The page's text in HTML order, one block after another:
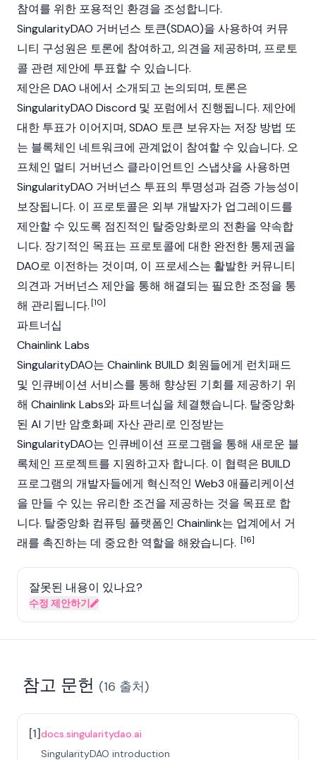
참여를 위한 포용적인 환경을 조성합니다.
SingularityDAO 거버넌스 토큰(SDAO)을 사용하여 커뮤
니티 구성원은 토론에 참여하고, 의견을 제공하며, 프로토
콜 관련 제안에 투표할 수 있습니다.
제안은 DAO 내에서 소개되고 논의되며, 토론은
SingularityDAO Discord 및 포럼에서 진행됩니다. 제안에
대한 투표가 이어지며, SDAO 토큰 보유자는 저장 방법 또
는 블록체인 네트워크에 관계없이 참여할 수 있습니다. 오
프체인 멀티 거버넌스 클라이언트인 스냅샷을 사용하면
SingularityDAO 거버넌스 투표의 투명성과 검증 가능성이
보장됩니다. 이 프로토콜은 외부 개발자가 업그레이드를
제안할 수 있도록 점진적인 탈중앙화로의 전환을 약속합
니다. 장기적인 목표는 프로토콜에 대한 완전한 통제권을
DAO로 이전하는 것이며, 이 프로세스는 활발한 커뮤니티
의견과 거버넌스 제안을 통해 해결되는 필요한 조정을 통
해 관리됩니다.[10]
파트너십
Chainlink Labs
SingularityDAO는 Chainlink BUILD 회원들에게 런치패드
및 인큐베이션 서비스를 통해 향상된 기회를 제공하기 위
해 Chainlink Labs와 파트너십을 체결했습니다. 탈중앙화
된 AI 기반 암호화폐 자산 관리로 인정받는
SingularityDAO는 인큐베이션 프로그램을 통해 새로운 블
록체인 프로젝트를 지원하고자 합니다. 이 협력은 BUILD
프로그램의 개발자들에게 혁신적인 Web3 애플리케이션
을 만들 수 있는 유리한 조건을 제공하는 것을 목표로 합
니다. 탈중앙화 컴퓨팅 플랫폼인 Chainlink는 업계에서 거
래를 촉진하는 데 중요한 역할을 해왔습니다. [16]
잘못된 내용이 있나요?
수정 제안하기
참고 문헌 (16 출처)
[1]docs.singularitydao.ai
SingularityDAO introduction